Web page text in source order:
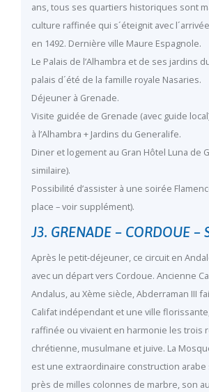
ans, tous ses quartiers historiques sont
culture raffinée qui s´éteignit avec
en 1492. Dernière ville Maure Espagnole.
Le Palais de l’Alhambra et de ses jardins
palais d´été de la famille royale Nasaries.
Déjeuner à Grenade.
Visite guidée de Grenade (avec guide
à l’Alhambra + Jardins du Generalife.
Diner et logement au Gran Hôtel Luna de
similaire).
Possibilité d’assister à une soirée
place – voir supplément).
J3. GRENADE – CORDOUE –
Après le petit-déjeuner, ce circuit en
avec un départ vers Cordoue. Ancienne
Andalus, au Xème siècle, Abderraman III
Califat indépendant et une ville
raffinée ou vivaient en harmonie les trois
chrétienne, musulmane et juive. La
est une extraordinaire construction
près de milles colonnes de marbre, son